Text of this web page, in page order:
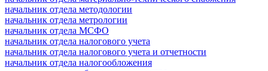
начальник отдела методологии
начальник отдела метрологии
начальник отдела МСФО
начальник отдела налогового учета
начальник отдела налогового учета и отчетности
начальник отдела налогообложения